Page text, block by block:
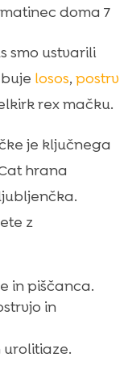
doma 7
smo ustvarili
losos, postrv
rex mačku.
je ključnega
hrana
z
in piščanca.
in